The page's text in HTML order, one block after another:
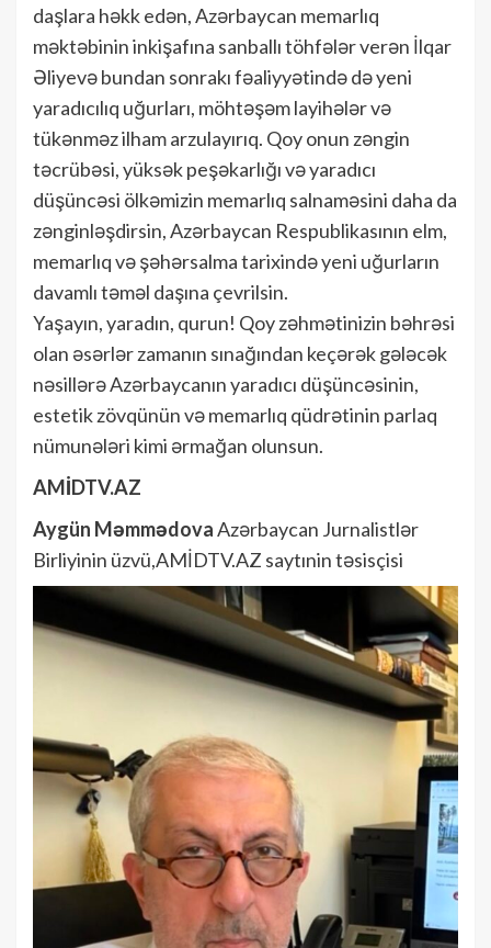
daşlara həkk edən, Azərbaycan memarlıq
məktəbinin inkişafına sanballı töhfələr verən İlqar
Əliyevə bundan sonrakı fəaliyyətində də yeni
yaradıcılıq uğurları, möhtəşəm layihələr və
tükənməz ilham arzulayırıq. Qoy onun zəngin
təcrübəsi, yüksək peşəkarlığı və yaradıcı
düşüncəsi ölkəmizin memarlıq salnaməsini daha da
zənginləşdirsin, Azərbaycan Respublikasının elm,
memarlıq və şəhərsalma tarixində yeni uğurların
davamlı təməl daşına çevrilsin.
Yaşayın, yaradın, qurun! Qoy zəhmətinizin bəhrəsi
olan əsərlər zamanın sınağından keçərək gələcək
nəsillərə Azərbaycanın yaradıcı düşüncəsinin,
estetik zövqünün və memarlıq qüdrətinin parlaq
nümunələri kimi ərmağan olunsun.
AMİDTV.AZ
Aygün MəmmədovaAzərbaycan Jurnalistlər
Birliyinin üzvü,AMİDTV.AZ saytınin təsisçisi